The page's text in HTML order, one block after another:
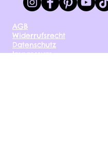
AGB
Widerrufsrecht
Datenschutz
Impressum